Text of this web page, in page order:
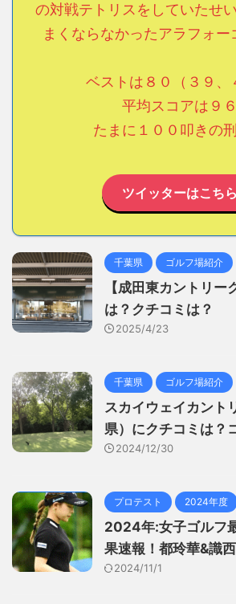
の対戦テトリスをしていたせ
まくならなかったアラフォー
ベストは８０（３９、
平均スコアは９６
たまに１００叩きの刑
ツイッターはこちら
千葉県 ゴルフ場紹介
【成田東カントリー
は？クチコミは？
2025/4/23
千葉県 ゴルフ場紹介
スカイウェイカント
県）にクチコミは？
2024/12/30
プロテスト 2024年度
2024年:女子ゴルフ
果速報！都玲華&識
2024/11/1